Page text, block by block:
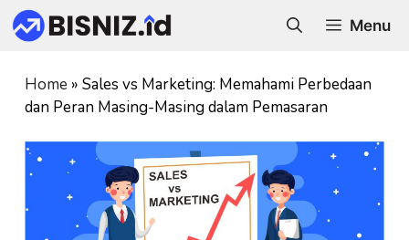
Skip
to
Menu
Home » Sales vs Marketing: Memahami Perbedaan
dan Peran Masing-Masing dalam Pemasaran